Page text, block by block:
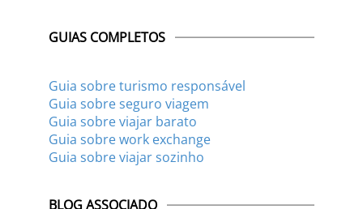
GUIAS COMPLETOS
Guia sobre turismo responsável
Guia sobre seguro viagem
Guia sobre viajar barato
Guia sobre work exchange
Guia sobre viajar sozinho
BLOG ASSOCIADO